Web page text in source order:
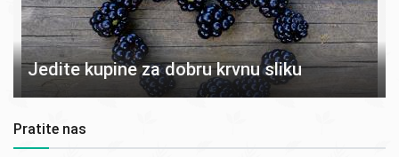
Jedite kupine za dobru krvnu sliku
Pratite nas